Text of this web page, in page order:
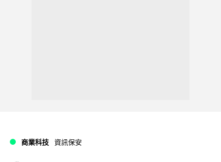
商業科技 資訊保安